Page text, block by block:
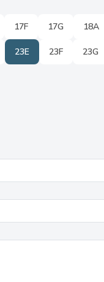
17F 17G 18A
23E 23F
23G